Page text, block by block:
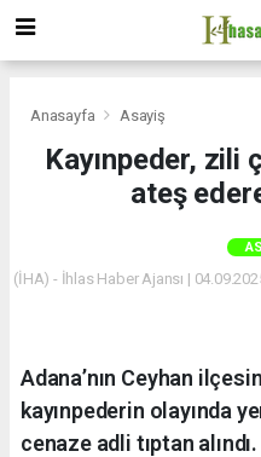
Anasayfa Asayiş
Kayınpeder, zili
ateş
(İHA) - İhlas Haber Ajansı |
Adana’nın Ceyhan
kayınpederin olayında
cenaze adli tıptan alındı.